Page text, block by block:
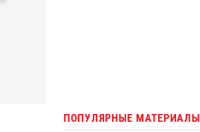
ПОПУЛЯРНЫЕ МАТЕРИАЛЫ